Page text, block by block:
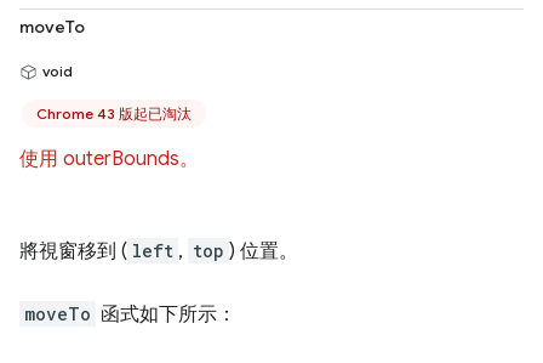
moveTo
void
Chrome 43 版起已淘汰
使用 outerBounds。
將視窗移到 ( left , top ) 位置。
moveTo 函式如下所示：